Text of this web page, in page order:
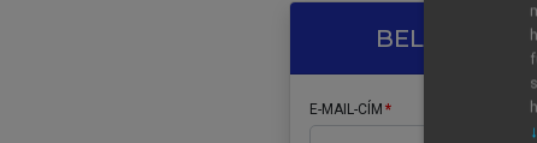
BELÉPÉS
E-MAIL-CÍM
↓